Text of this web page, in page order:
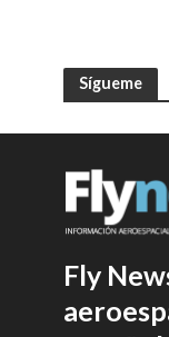
Sígueme
Fly